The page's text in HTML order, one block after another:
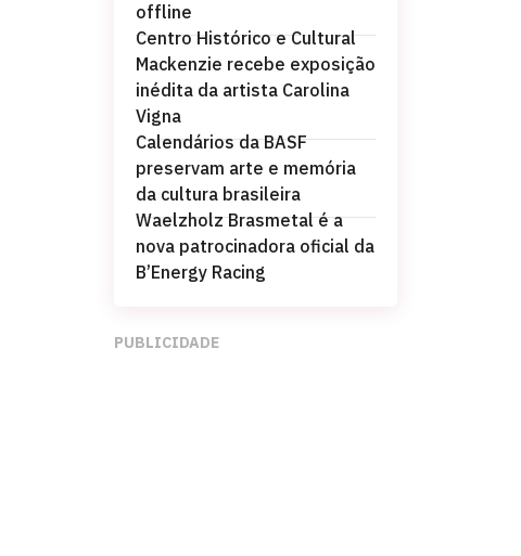
offline
Centro Histórico e Cultural
Mackenzie recebe exposição
inédita da artista Carolina
Vigna
Calendários da BASF
preservam arte e memória
da cultura brasileira
Waelzholz Brasmetal é a
nova patrocinadora oficial da
B’Energy Racing
PUBLICIDADE